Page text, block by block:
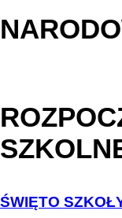
ŚWIĘTO